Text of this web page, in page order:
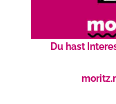
Du hast